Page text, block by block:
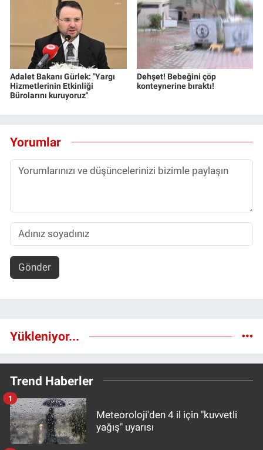
Adalet Bakanı Gürlek: "Yargı
Hizmetlerinin Etkinliği
Bürolarını kuruyoruz"
Dehşet! Bebeğini çöp
konteynerine bıraktı!
Yorumlar
Gönder
Yükleniyor...
Trend Haberler
Meteoroloji'den 4 il için "kuvvetli
yağış" uyarısı
1